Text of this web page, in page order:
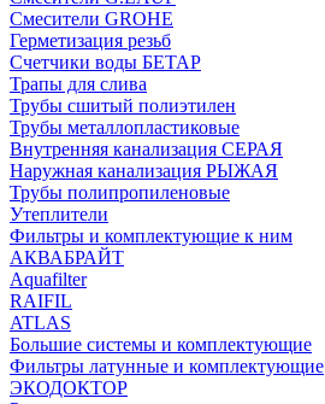
Смесители GROHE
Герметизация резьб
Счетчики воды БЕТАР
Трапы для слива
Трубы сшитый полиэтилен
Трубы металлопластиковые
Внутренняя канализация СЕРАЯ
Наружная канализация РЫЖАЯ
Трубы полипропиленовые
Утеплители
Фильтры и комплектующие к ним
АКВАБРАЙТ
Aquafilter
RAIFIL
ATLAS
Большие системы и комплектующие
Фильтры латунные и комплектующие
ЭКОДОКТОР